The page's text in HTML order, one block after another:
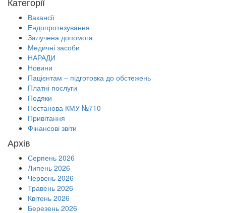
Вакансії
Ендопротезування
Залучена допомога
Медичні засоби
НАРАДИ
Новини
Пацієнтам – підготовка до обстежень
Платні послуги
Подяки
Постанова КМУ №710
Привітання
Фінансові звіти
Архів
Серпень 2026
Липень 2026
Червень 2026
Травень 2026
Квітень 2026
Березень 2026